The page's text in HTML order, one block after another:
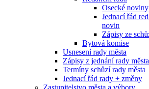
Osecké noviny
Jednací řád
novin
Zápisy ze
Bytová komise
Usnesení rady města
Zápisy z jednání rady města
Termíny schůzí rady města
Jednací řád rady + změny
Zastupitelstvo města a výbory